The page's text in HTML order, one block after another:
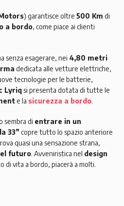
) garantisce oltre 500 Km di
a bordo, come piace ai clienti
senza esagerare, nei 4,80 metri
dedicata alle vetture elettriche,
tecnologie per le batterie,
Lyriqsi presenta dotata di tutte le
e la sicurezza a bordo.
sembra di entrare in un
33” copre tutto lo spazio anteriore
quasi una sensazione strana,
futuro. Avveniristica nel design
di vita a bordo, piacerà a molti.